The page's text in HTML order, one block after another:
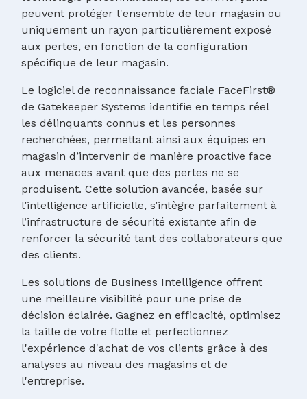
peuvent protéger l'ensemble de leur magasin ou
uniquement un rayon particulièrement exposé
aux pertes, en fonction de la configuration
spécifique de leur magasin.
Le logiciel de reconnaissance faciale FaceFirst®
de Gatekeeper Systems identifie en temps réel
les délinquants connus et les personnes
recherchées, permettant ainsi aux équipes en
magasin d’intervenir de manière proactive face
aux menaces avant que des pertes ne se
produisent. Cette solution avancée, basée sur
l’intelligence artificielle, s’intègre parfaitement à
l’infrastructure de sécurité existante afin de
renforcer la sécurité tant des collaborateurs que
des clients.
Les solutions de Business Intelligence offrent
une meilleure visibilité pour une prise de
décision éclairée. Gagnez en efficacité, optimisez
la taille de votre flotte et perfectionnez
l'expérience d'achat de vos clients grâce à des
analyses au niveau des magasins et de
l'entreprise.